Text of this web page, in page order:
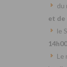
du
et de
le
Le